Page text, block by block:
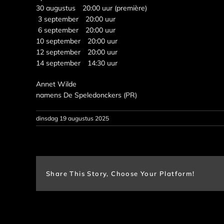
30 augustus 20:00 uur (première)
3 september 20:00 uur
6 september 20:00 uur
10 september 20:00 uur
12 september 20:00 uur
14 september 14:30 uur
Annet Wilde
namens De Speledonckers (PR)
dinsdag 19 augustus 2025
Share This Story, Choose Your Platform!